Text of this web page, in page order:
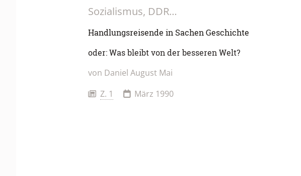
Sozialismus, DDR…
Handlungsreisende in Sachen Geschichte
oder: Was bleibt von der besseren Welt?
von Daniel August Mai
Z. 1
März 1990